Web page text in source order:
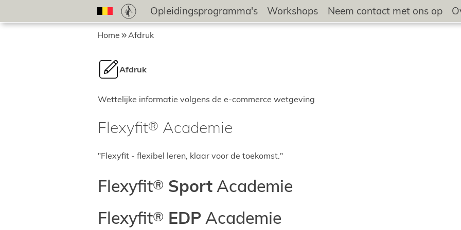
Opleidingsprogramma's Workshops Neem contact met ons op
Home Afdruk
Afdruk
Wettelijke informatie volgens de e-commerce wetgeving
Flexyfit Academie
"Flexyfit - flexibel leren, klaar voor de toekomst."
Flexyfit SportAcademie
Flexyfit
EDP Academie